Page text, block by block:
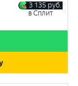
3 135 руб.
в Сплит